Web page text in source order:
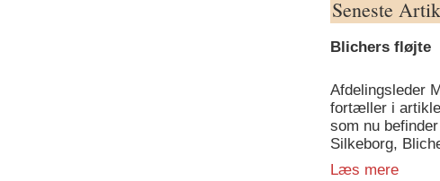
Seneste
Blichers fløjte
Afdelingsleder
fortæller i
som nu
Silkeborg,
Læs mere